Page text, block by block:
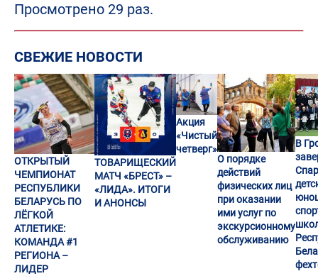
Просмотрено 29 раз.
СВЕЖИЕ НОВОСТИ
ОТКРЫТЫЙ
ЧЕМПИОНАТ
РЕСПУБЛИКИ
БЕЛАРУСЬ ПО
ЛЁГКОЙ
АТЛЕТИКЕ:
КОМАНДА #1
РЕГИОНА –
ЛИДЕР
ТОВАРИЩЕСКИЙ
МАТЧ «БРЕСТ» –
«ЛИДА». ИТОГИ
И АНОНСЫ
Акция
«Чистый
четверг»
О порядке
действий
физических лиц
при оказании
ими услуг по
экскурсионному
обслуживанию
В